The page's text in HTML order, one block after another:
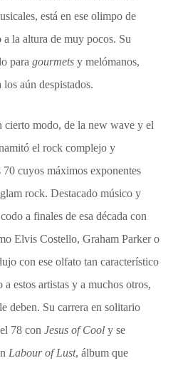
está en ese olimpo de
la altura de muy pocos. Su
paragourmets y melómanos,
aún despistados.
modo, de la new wave y el
el rock complejo y
cuyos máximos exponentes
rock. Destacado músico y
a finales de esa década con
Elvis Costello, Graham Parker o
con ese olfato tan característico
estos artistas y a muchos otros,
deben. Su carrera en solitario
el 78 conJesus of Cool y se
Labour of Lust, álbum que